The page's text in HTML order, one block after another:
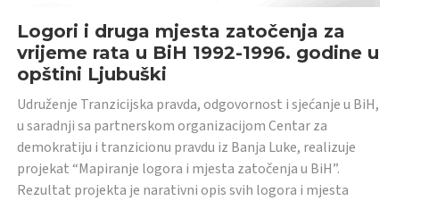
Logori i druga mjesta zatočenja za
vrijeme rata u BiH 1992-1996. godine u
opštini Ljubuški
Udruženje Tranzicijska pravda, odgovornost i sjećanje u BiH,
u saradnji sa partnerskom organizacijom Centar za
demokratiju i tranzicionu pravdu iz Banja Luke, realizuje
projekat “Mapiranje logora i mjesta zatočenja u BiH”.
Rezultat projekta je narativni opis svih logora i mjesta